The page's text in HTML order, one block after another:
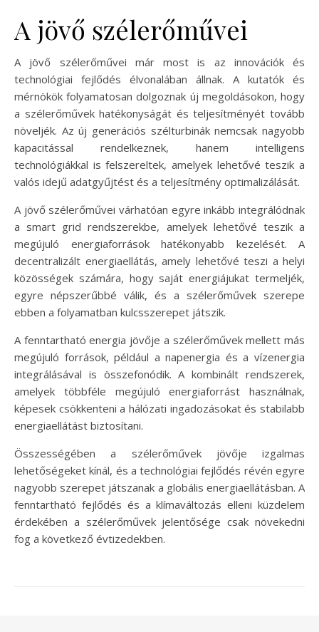
A jövő szélerőművei
A jövő szélerőművei már most is az innovációk és
technológiai fejlődés élvonalában állnak. A kutatók és
mérnökök folyamatosan dolgoznak új megoldásokon, hogy
a szélerőművek hatékonyságát és teljesítményét tovább
növeljék. Az új generációs szélturbinák nemcsak nagyobb
kapacitással rendelkeznek, hanem intelligens
technológiákkal is felszereltek, amelyek lehetővé teszik a
valós idejű adatgyűjtést és a teljesítmény optimalizálását.
A jövő szélerőművei várhatóan egyre inkább integrálódnak
a smart grid rendszerekbe, amelyek lehetővé teszik a
megújuló energiaforrások hatékonyabb kezelését. A
decentralizált energiaellátás, amely lehetővé teszi a helyi
közösségek számára, hogy saját energiájukat termeljék,
egyre népszerűbbé válik, és a szélerőművek szerepe
ebben a folyamatban kulcsszerepet játszik.
A fenntartható energia jövője a szélerőművek mellett más
megújuló források, például a napenergia és a vízenergia
integrálásával is összefonódik. A kombinált rendszerek,
amelyek többféle megújuló energiaforrást használnak,
képesek csökkenteni a hálózati ingadozásokat és stabilabb
energiaellátást biztosítani.
Összességében a szélerőművek jövője izgalmas
lehetőségeket kínál, és a technológiai fejlődés révén egyre
nagyobb szerepet játszanak a globális energiaellátásban. A
fenntartható fejlődés és a klímaváltozás elleni küzdelem
érdekében a szélerőművek jelentősége csak növekedni
fog a következő évtizedekben.